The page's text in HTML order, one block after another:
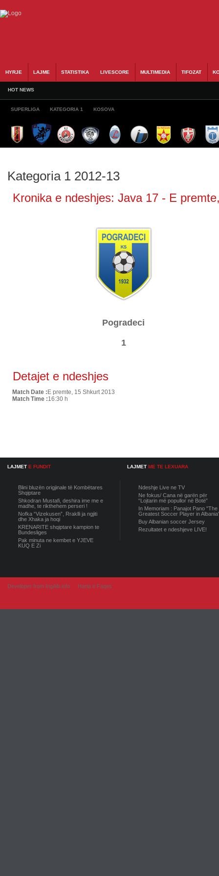
HYRJE LAJME STATISTIKA LIVESCORE MULTIMEDIA TIFOZAT
HOT NEWS
SUPERLIGA KATEGORIA 1 KOSOVA
Kategoria 1 2012-13
Kronika e ndeshjes: Java 17 - E
Pogradeci
1
Detajet e ndeshjes
Match Date : E premte, 15 Shkurt 2013
Match Time :16:30 h
LAJMET E FUNDIT
Blini bluzën origjinale të Kombëtares
Shqiptare
Shkodran Mustafi, deshira ime me e
madhe, te rikthehem perseri !
Nofka “Vizekusen”, Rraklli ja ngjiti
dhe Xhaka ja hoqi
KRENARITE shqiptare kampion te
Bundesliges
Pak minuta ne kembet e YJEVE
KUQ E Zi
LAJMET ME TE LEXUARA
Ndeshje Live ne TV
Ne fokus/ Cana në garën për
“Lojtarin më popullor në Botë”
In Memoriam : Panajot Pano "The
Greatest Soccer Player in
Buy Albanian soccer Jersey
Rezultatet e ndeshjeve LIVE!
Developer from IngAlb.info Harta e Faqes